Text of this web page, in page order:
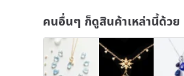
คนอื่นๆ ก็ดูสินค้าเหล่านี้ด้วย